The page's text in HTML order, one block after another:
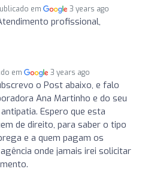
em 3 years ago
profissional,
em 3 years ago
o Post abaixo, e falo
Ana Martinho e do seu
Espero que esta
de direito, para saber o tipo
e a quem pagam os
onde jamais irei solicitar